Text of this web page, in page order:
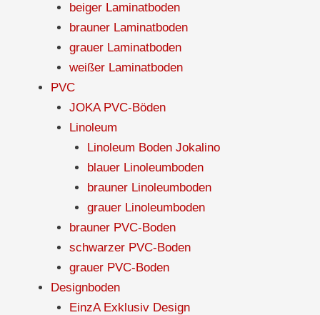
beiger Laminatboden
brauner Laminatboden
grauer Laminatboden
weißer Laminatboden
PVC
JOKA PVC-Böden
Linoleum
Linoleum Boden Jokalino
blauer Linoleumboden
brauner Linoleumboden
grauer Linoleumboden
brauner PVC-Boden
schwarzer PVC-Boden
grauer PVC-Boden
Designboden
EinzA Exklusiv Design